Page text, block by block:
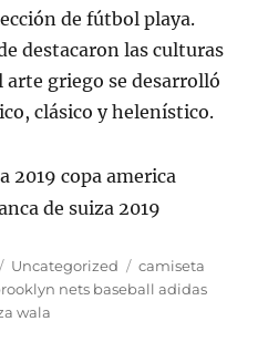
de fútbol playa.
destacaron las culturas
griego se desarrolló
clásico y helenístico.
Categorías
Uncategorized Etiquetas
camiseta
nets baseball adidas
wala